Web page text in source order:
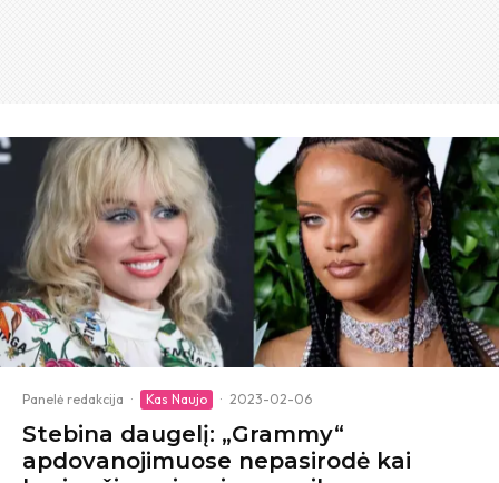
Panelė redakcija · Kas Naujo · 2023-02-06
Stebina daugelį: „Grammy“
apdovanojimuose nepasirodė kai